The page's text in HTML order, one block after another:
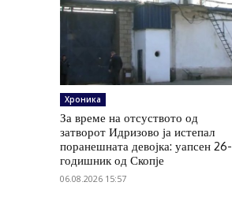
Хроника
За време на отсуството од
затворот Идризово ја истепал
поранешната девојка: уапсен 26-
годишник од Скопје
06.08.2026 15:57